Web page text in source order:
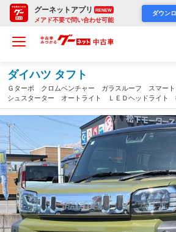
グーネットアプリ RENEW
メアド不要で問い合わせ可能
ダウン
ダイハツ タフト
Ｇターボ クロムベンチャー ガラスルーフ スマー
シュスターター オートライト ＬＥＤヘッドライト
レーキ クリアランスソナー 横滑り防止装置 アイド
ップ（大分県）